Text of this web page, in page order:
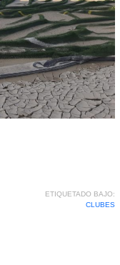
ETIQUETADO BAJO:
CLUBES